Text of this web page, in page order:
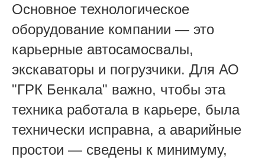
Основное технологическое
оборудование компании — это
карьерные автосамосвалы,
экскаваторы и погрузчики. Для АО
"ГРК Бенкала" важно, чтобы эта
техника работала в карьере, была
технически исправна, а аварийные
простои — сведены к минимуму,